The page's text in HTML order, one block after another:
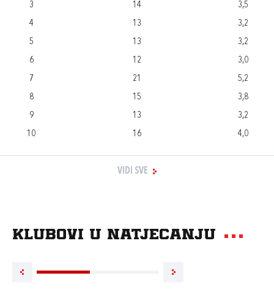
3 14
3,5
4
13
3,2
5
13
3,2
6
12
3,0
7
21
5,2
8
15
3,8
9
13
3,2
10
16 4,0
VIDI SVE
Klubovi u natjecanju